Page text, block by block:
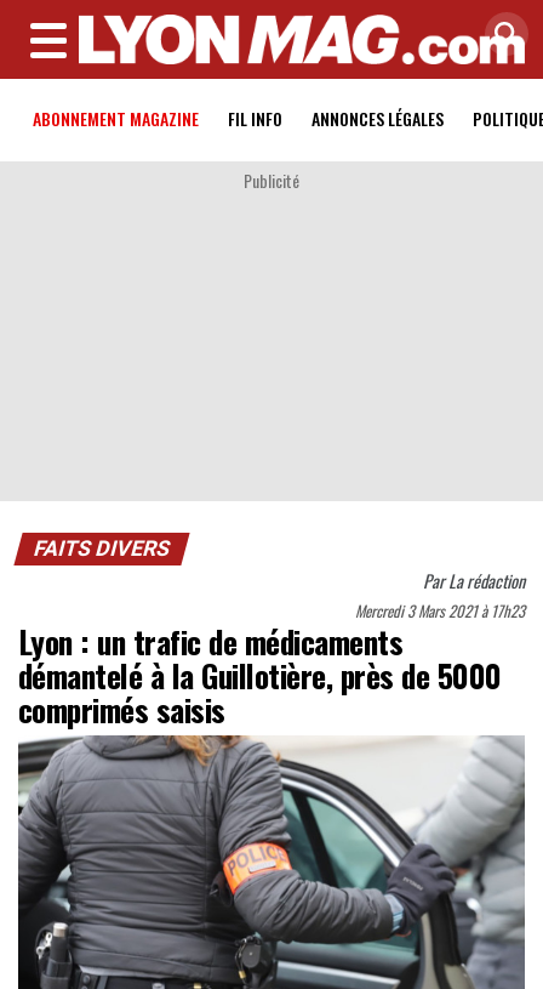
MENU
ABONNEMENT MAGAZINE FIL INFO ANNONCES LÉGALES
Publicité
FAITS DIVERS
ParLa rédaction
Mercredi 3 Mars 2021 à 17h23
Lyon : un trafic de médicaments
démantelé à la Guillotière, près de 5000
comprimés saisis